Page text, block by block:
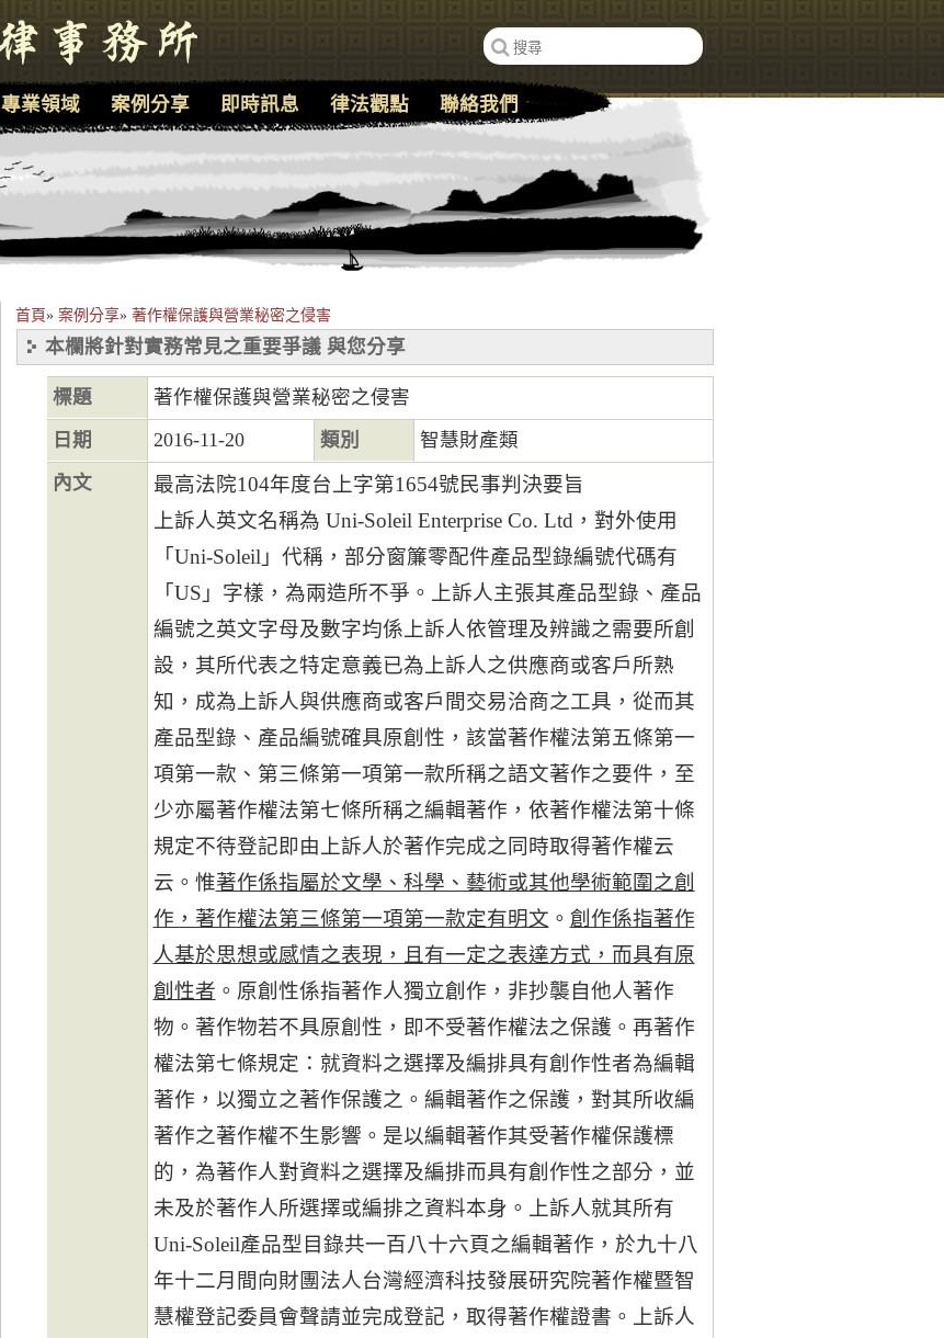
首頁» 案例分享» 著作權保護與營業秘密之侵害
本欄將針對實務常見之重要爭議 與您分享
標題
著作權保護與營業秘密之侵害
日期
2016-11-20 類別
智慧財產類
內文
最高法院104年度台上字第1654號民事判決要旨
上訴人英文名稱為 Uni-Soleil Enterprise Co. Ltd，對外使用
「Uni-Soleil」代稱，部分窗簾零配件產品型錄編號代碼有
「US」字樣，為兩造所不爭。上訴人主張其產品型錄、產品
編號之英文字母及數字均係上訴人依管理及辨識之需要所創
設，其所代表之特定意義已為上訴人之供應商或客戶所熟
知，成為上訴人與供應商或客戶間交易洽商之工具，從而其
產品型錄、產品編號確具原創性，該當著作權法第五條第一
項第一款、第三條第一項第一款所稱之語文著作之要件，至
少亦屬著作權法第七條所稱之編輯著作，依著作權法第十條
規定不待登記即由上訴人於著作完成之同時取得著作權云
云。惟著作係指屬於文學、科學、藝術或其他學術範圍之創
作，著作權法第三條第一項第一款定有明文 。 創作係指著作
人基於思想或感情之表現，且有一定之表達方式，而具有原
創性者 。原創性係指著作人獨立創作，非抄襲自他人著作
物。著作物若不具原創性，即不受著作權法之保護。再著作
權法第七條規定：就資料之選擇及編排具有創作性者為編輯
著作，以獨立之著作保護之。編輯著作之保護，對其所收編
著作之著作權不生影響。是以編輯著作其受著作權保護標
的，為著作人對資料之選擇及編排而具有創作性之部分，並
未及於著作人所選擇或編排之資料本身。上訴人就其所有
Uni-Soleil產品型目錄共一百八十六頁之編輯著作，於九十八
年十二月間向財團法人台灣經濟科技發展研究院著作權暨智
慧權登記委員會聲請並完成登記，取得著作權證書。上訴人
專業領域 案例分享 即時訊息 律法觀點 聯絡我們